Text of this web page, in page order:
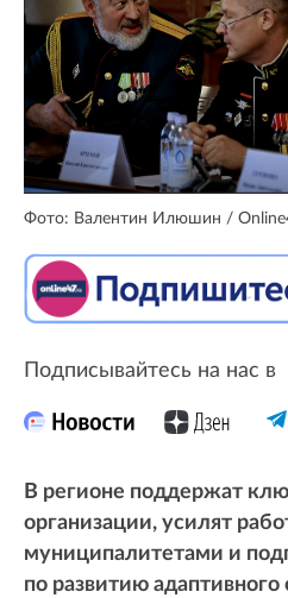
Фото: Валентин Илюшин /
Подписывайтесь на нас в
В регионе поддержат
организации, усилят
муниципалитетами и
по развитию адаптивного